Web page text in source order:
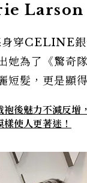
Larson
穿CELINE銀
她為了《驚奇
短髮，更是顯
袍後魅力不減反
使人更著迷！